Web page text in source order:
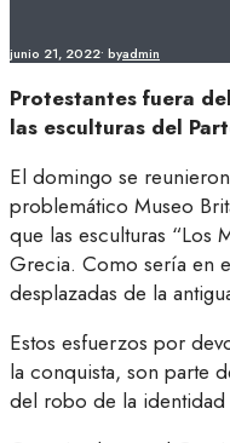
junio 21, 2022• byadmin
Protestantes fuera
las esculturas del
El domingo se
problemático Museo
que las esculturas “Los
Grecia. Como sería en
desplazadas de la
Estos esfuerzos por
la conquista, son parte
del robo de la identidad